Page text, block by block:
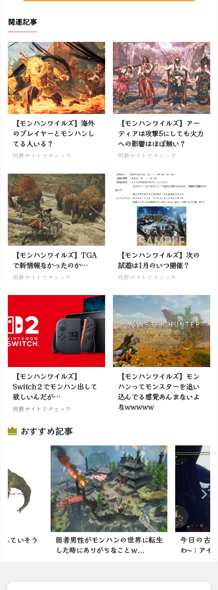
関連記事
【モンハンワイルズ】海外
のプレイヤーとモンハンし
てる人いる？
掲載サイトでチェック
【モンハンワイルズ】アー
ティアは攻撃5にしても火力
への影響はほぼ無い？
掲載サイトでチェック
【モンハンワイルズ】TGA
で新情報なかったのか…
掲載サイトでチェック
【モンハンワイルズ】次の
試遊は1月のいつ開催？
掲載サイトでチェック
【モンハンワイルズ】
Switch２でモンハン出して
欲しいんだが…
掲載サイトでチェック
【モンハンワイルズ】モン
ハンってモンスターを追い
込んでる感覚あんまないよ
なwwwww
おすすめ記事
ていそう
弱者男性がモンハンの世界に転生
した時にありがちなことｗ...
今日の古
わ〜：アイ